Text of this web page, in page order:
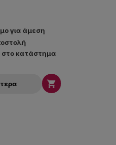
για άμεση
στο κατάστημα
